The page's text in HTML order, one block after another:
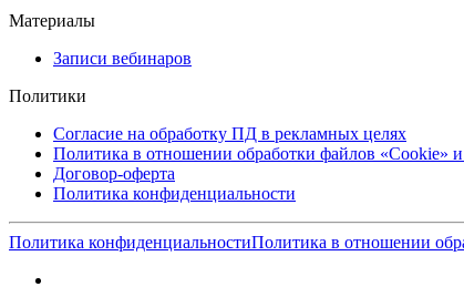
Материалы
Записи вебинаров
Политики
Согласие на обработку ПД в рекламных целях
Политика в отношении обработки файлов «Cookie»
Договор-оферта
Политика конфиденциальности
Политика конфиденциальностиПолитика в отношении